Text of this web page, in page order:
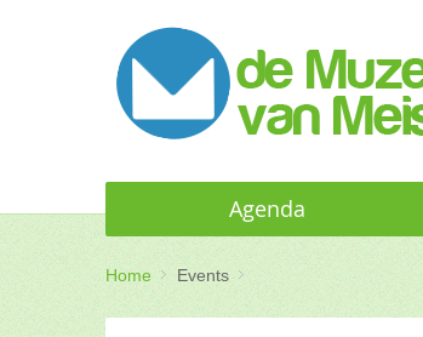
Agenda
Home Events